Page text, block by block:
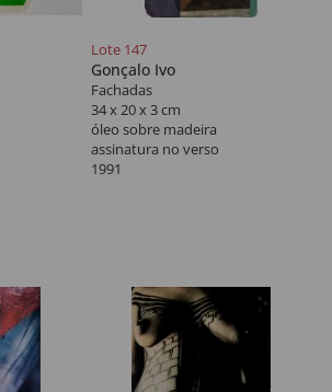
Lote 147
Gonçalo Ivo
Fachadas
34 x 20 x 3 cm
óleo sobre madeira
assinatura no verso
1991